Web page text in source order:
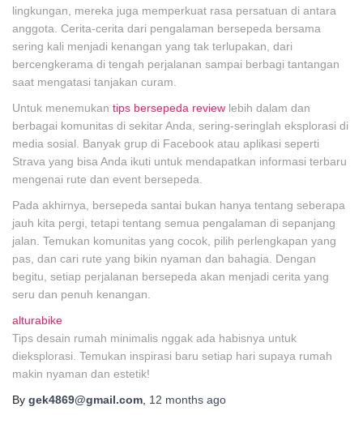
lingkungan, mereka juga memperkuat rasa persatuan di antara
anggota. Cerita-cerita dari pengalaman bersepeda bersama
sering kali menjadi kenangan yang tak terlupakan, dari
bercengkerama di tengah perjalanan sampai berbagi tantangan
saat mengatasi tanjakan curam.
Untuk menemukan tips bersepeda review lebih dalam dan
berbagai komunitas di sekitar Anda, sering-seringlah eksplorasi di
media sosial. Banyak grup di Facebook atau aplikasi seperti
Strava yang bisa Anda ikuti untuk mendapatkan informasi terbaru
mengenai rute dan event bersepeda.
Pada akhirnya, bersepeda santai bukan hanya tentang seberapa
jauh kita pergi, tetapi tentang semua pengalaman di sepanjang
jalan. Temukan komunitas yang cocok, pilih perlengkapan yang
pas, dan cari rute yang bikin nyaman dan bahagia. Dengan
begitu, setiap perjalanan bersepeda akan menjadi cerita yang
seru dan penuh kenangan.
alturabike
Tips desain rumah minimalis nggak ada habisnya untuk
dieksplorasi. Temukan inspirasi baru setiap hari supaya rumah
makin nyaman dan estetik!
By gek4869@gmail.com 12 months ago